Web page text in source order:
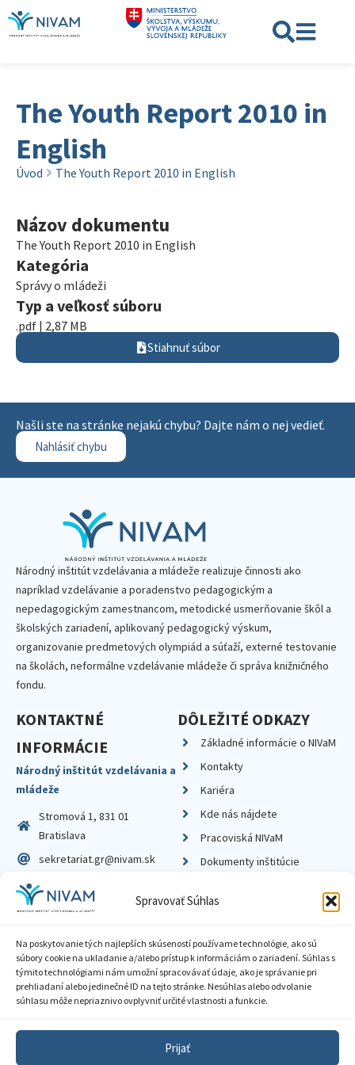
Spravovať Súhlas
Na poskytovanie tých najlepších skúseností používame technológie, ako sú
súbory cookie na ukladanie a/alebo prístup k informáciám o zariadení. Súhlas s
týmito technológiami nám umožní spracovávať údaje, ako je správanie pri
prehliadaní alebo jedinečné ID na tejto stránke. Nesúhlas alebo odvolanie
súhlasu môže nepriaznivo ovplyvniť určité vlastnosti a funkcie.
Prijať
The Youth Report 2010 in
English
Úvod The Youth Report 2010 in English
Názov dokumentu
The Youth Report 2010 in English
Kategória
Správy o mládeži
Typ a veľkosť súboru
.pdf | 2,87 MB
Stiahnuť súbor
Našli ste na stránke nejakú chybu? Dajte nám o nej vedieť.
Nahlásiť chybu
Národný inštitút vzdelávania a mládeže realizuje činnosti ako
napríklad vzdelávanie a poradenstvo pedagogickým a
nepedagogickým zamestnancom, metodické usmerňovanie škôl a
školských zariadení, aplikovaný pedagogický výskum,
organizovanie predmetových olympiád a súťaží, externé testovanie
na školách, neformálne vzdelávanie mládeže či správa knižničného
fondu.
KONTAKTNÉ
INFORMÁCIE
Národný inštitút vzdelávania a
mládeže
Stromová 1, 831 01
Bratislava
sekretariat.gr@nivam.sk
IČO: 00164348
DIČ: 2020798714
DÔLEŽITÉ ODKAZY
Základné informácie o NIVaM
Kontakty
Kariéra
Kde nás nájdete
Pracoviská NIVaM
Dokumenty inštitúcie
Zásady ochrany súkromia
Sprístupnenie informácií